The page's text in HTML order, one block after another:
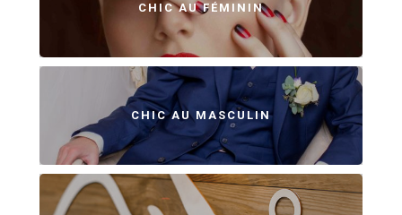
CHIC AU FÉMININ
CHIC AU MASCULIN